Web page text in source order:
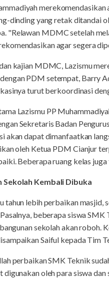
merekomendasikan
dinding yang retak ditandai
"Relawan MDMC setelah
agar segera
kajian MDMC, Lazismu
PDM setempat, Barry
turut berkoordinasi
Lazismu PP
Sekretaris Badan
akan dapat dimanfaatkan
oleh Ketua PDM Cianjur
Beberapa ruang kelas
Sekolah Kembali Dibuka
tahun lebih perbaikan masjid,
beberapa siswa
sekolah akan roboh.
Saiful kepada Tim
perbaikan SMK Teknik
digunakan oleh para siswa